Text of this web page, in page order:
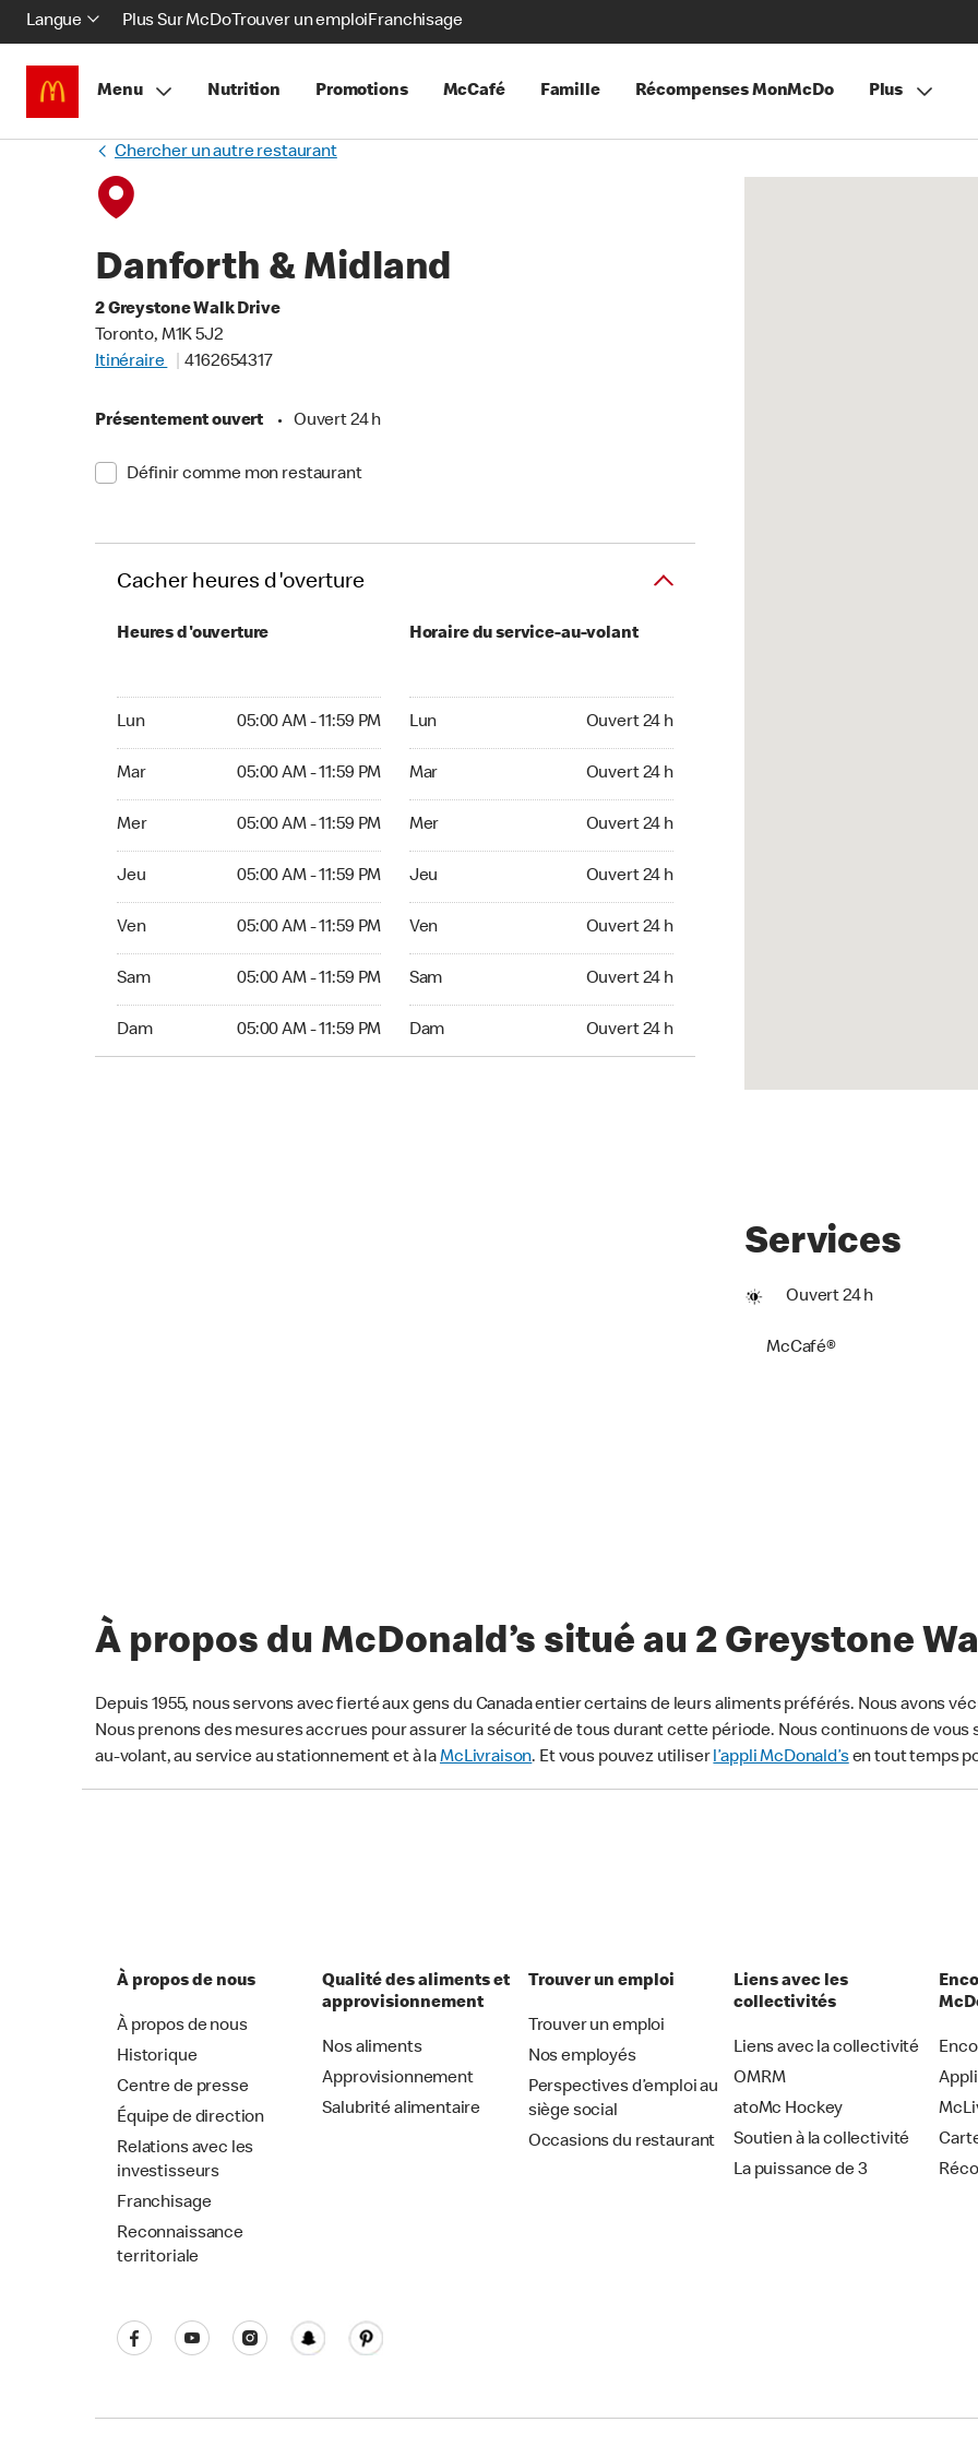
Langue Plus Sur McDoTrouver un emploiFranchisage
Menu Nutrition Promotions McCafé Famille Récompenses MonMcDo Plus
Chercher un autre restaurant
Danforth & Midland
2 Greystone Walk Drive
Toronto, M1K 5J2
Itinéraire
4162654317
Présentement ouvert • Ouvert 24 h
Définir comme mon restaurant
Cacher heures d'overture
Heures d'ouverture
Lun 05:00 AM - 11:59 PM
Mar 05:00 AM - 11:59 PM
Mer 05:00 AM - 11:59 PM
Jeu 05:00 AM - 11:59 PM
Ven 05:00 AM - 11:59 PM
Sam 05:00 AM - 11:59 PM
Dam 05:00 AM - 11:59 PM
Horaire du service-au-volant
Lun Ouvert 24 h
Mar Ouvert 24 h
Mer Ouvert 24 h
Jeu Ouvert 24 h
Ven Ouvert 24 h
Sam Ouvert 24 h
Dam Ouvert 24 h
Services
Ouvert 24 h
McCafé®
À propos du McDonald’s situé au 2 Greystone
Depuis 1955, nous servons avec fierté aux gens du Canada entier certains de leurs aliments préférés. Nous avons
Nous prenons des mesures accrues pour assurer la sécurité de tous durant cette période. Nous continuons de
au-volant, au service au stationnement et à laMcLivraison. Et vous pouvez utiliserl’appli McDonald’sen tout temps
À propos de nous
À propos de nous
Historique
Centre de presse
Équipe de direction
Relations avec les
investisseurs
Franchisage
Reconnaissance
territoriale
Qualité des aliments et
approvisionnement
Nos aliments
Approvisionnement
Salubrité alimentaire
Trouver un emploi
Trouver un emploi
Nos employés
Perspectives d’emploi au
siège social
Occasions du restaurant
Liens avec les
collectivités
Liens avec la collectivité
OMRM
atoMc Hockey
Soutien à la collectivité
La puissance de 3